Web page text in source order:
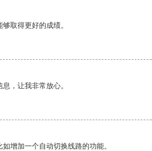
取得更好的成绩。
，让我非常放心。
增加一个自动切换线路的功能。